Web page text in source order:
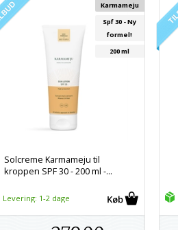
Solcreme Karmameju til
kroppen SPF 30 - 200 ml -...
Karmameju
Spf 30 - Ny
formel!
200 ml
Levering: 1-2 dage